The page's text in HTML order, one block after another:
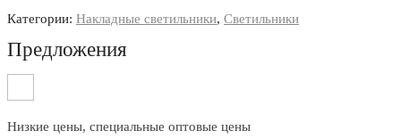
Категории: Накладные светильники, Светильники
Предложения
Низкие цены, специальные оптовые цены